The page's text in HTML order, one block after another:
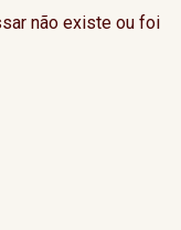
não existe ou foi